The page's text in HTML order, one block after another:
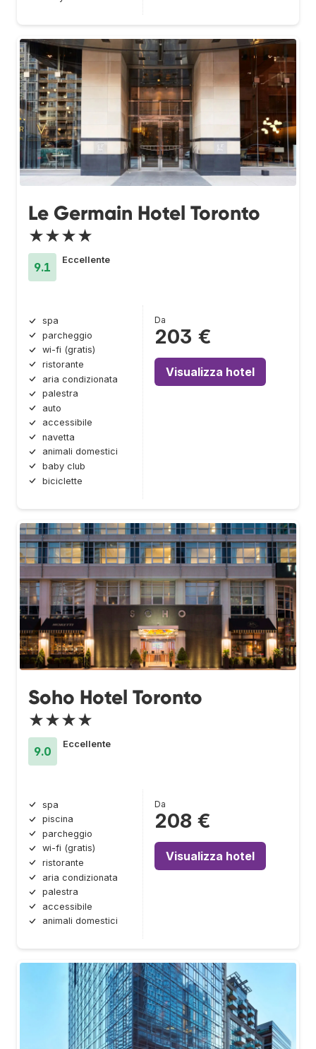
Le Germain Hotel Toronto
★★★★
9.1
Eccellente
spa
parcheggio
wi-fi (gratis)
ristorante
aria condizionata
palestra
auto
accessibile
navetta
animali domestici
baby club
biciclette
Da
203 €
Visualizza hotel
Soho Hotel Toronto
★★★★
9.0
Eccellente
spa
piscina
parcheggio
wi-fi (gratis)
ristorante
aria condizionata
palestra
accessibile
animali domestici
Da
208 €
Visualizza hotel